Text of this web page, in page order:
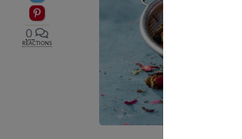
Epingler sur Pinterest
0
RÉACTIONS